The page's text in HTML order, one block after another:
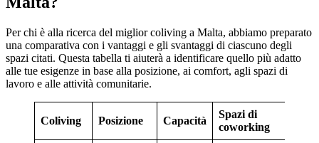
Per chi è alla ricerca del miglior coliving a Malta, abbiamo preparato
una comparativa con i vantaggi e gli svantaggi di ciascuno degli
spazi citati. Questa tabella ti aiuterà a identificare quello più adatto
alle tue esigenze in base alla posizione, ai comfort, agli spazi di
lavoro e alle attività comunitarie.
Coliving Posizione Capacità
Spazi di
coworking